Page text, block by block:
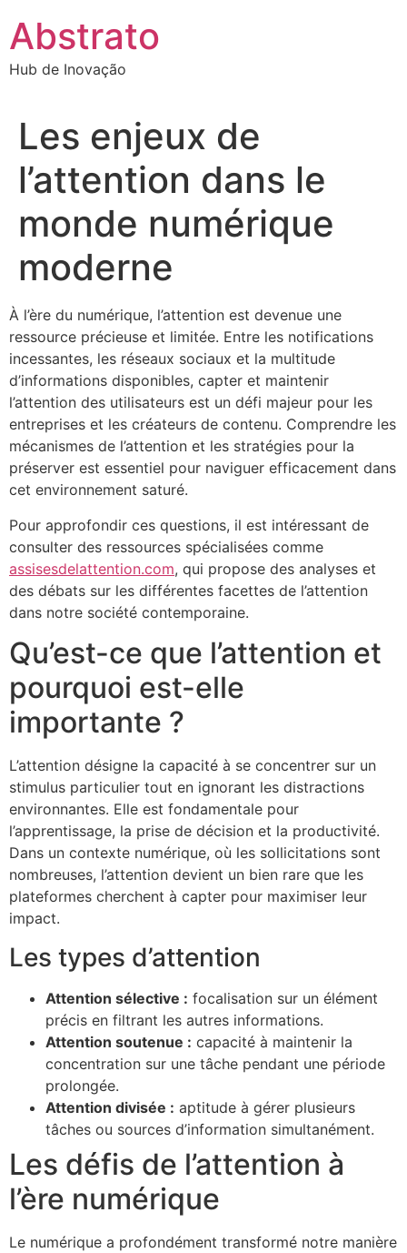
para
conteúdo
Abstrato
Hub de Inovação
Les enjeux de
l’attention dans le
monde numérique
moderne
À l’ère du numérique, l’attention est devenue une
ressource précieuse et limitée. Entre les notifications
incessantes, les réseaux sociaux et la multitude
d’informations disponibles, capter et maintenir
l’attention des utilisateurs est un défi majeur pour les
entreprises et les créateurs de contenu. Comprendre les
mécanismes de l’attention et les stratégies pour la
préserver est essentiel pour naviguer efficacement dans
cet environnement saturé.
Pour approfondir ces questions, il est intéressant de
consulter des ressources spécialisées comme
assisesdelattention.com, qui propose des analyses et
des débats sur les différentes facettes de l’attention
dans notre société contemporaine.
Qu’est-ce que l’attention et
pourquoi est-elle
importante ?
L’attention désigne la capacité à se concentrer sur un
stimulus particulier tout en ignorant les distractions
environnantes. Elle est fondamentale pour
l’apprentissage, la prise de décision et la productivité.
Dans un contexte numérique, où les sollicitations sont
nombreuses, l’attention devient un bien rare que les
plateformes cherchent à capter pour maximiser leur
impact.
Les types d’attention
Attention sélective : focalisation sur un élément
précis en filtrant les autres informations.
Attention soutenue : capacité à maintenir la
concentration sur une tâche pendant une période
prolongée.
Attention divisée : aptitude à gérer plusieurs
tâches ou sources d’information simultanément.
Les défis de l’attention à
l’ère numérique
Le numérique a profondément transformé notre manière